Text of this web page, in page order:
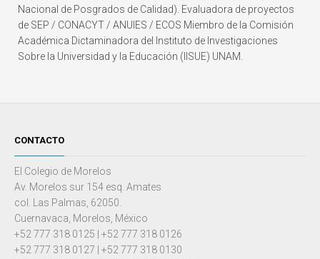
Nacional de Posgrados de Calidad). Evaluadora de proyectos
de SEP / CONACYT / ANUIES / ECOS Miembro de la Comisión
Académica Dictaminadora del Instituto de Investigaciones
Sobre la Universidad y la Educación (IISUE) UNAM.
CONTACTO
El Colegio de Morelos
Av. Morelos sur 154 esq. Amates
col. Las Palmas, 62050.
Cuernavaca, Morelos, México
+52 777 318 0125 | +52 777 318 0126
+52 777 318 0127 | +52 777 318 0130